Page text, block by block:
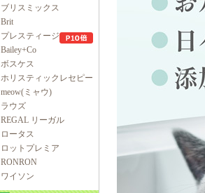
ブリスミックス
Brit
プレスティージ
Bailey+Co
ボスケス
ホリスティックレセピー
meow(ミャウ)
ラウズ
REGAL リーガル
ロータス
ロットプレミア
RONRON
ワイソン